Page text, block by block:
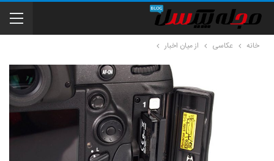
خانه عکاسی از میان اخبار